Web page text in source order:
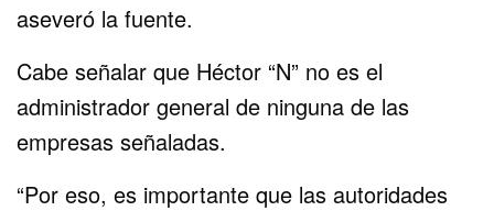
aseveró la fuente.
Cabe señalar que Héctor “N” no es el
administrador general de ninguna de las
empresas señaladas.
“Por eso, es importante que las autoridades